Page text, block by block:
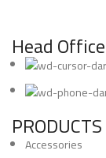
Head Office
PRODUCTS
Accessories